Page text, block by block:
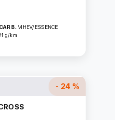
CARB. MHEV/ESSENCE
g/km
- 24 %